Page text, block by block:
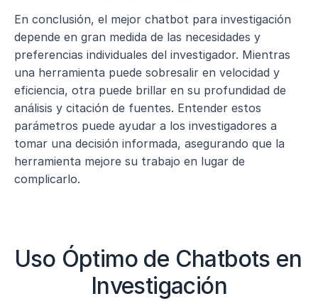
En conclusión, el mejor chatbot para investigación
depende en gran medida de las necesidades y
preferencias individuales del investigador. Mientras
una herramienta puede sobresalir en velocidad y
eficiencia, otra puede brillar en su profundidad de
análisis y citación de fuentes. Entender estos
parámetros puede ayudar a los investigadores a
tomar una decisión informada, asegurando que la
herramienta mejore su trabajo en lugar de
complicarlo.
Uso Óptimo de Chatbots en
Investigación